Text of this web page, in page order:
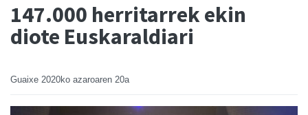
147.000 herritarrek ekin
diote Euskaraldiari
Guaixe 2020ko azaroaren 20a